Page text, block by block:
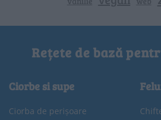
Rețete de bază
Ciorbe si supe
Ciorba de perișoare